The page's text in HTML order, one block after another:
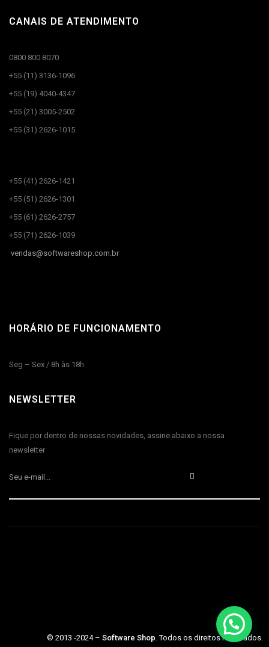
CANAIS DE ATENDIMENTO
0800 800 8070
+55 (11) 3136-1096
+55 (19) 4040-4347
+55 (21) 3005-2502
+55 (31) 2626-1015
+55 (41) 2626-1421
+55 (51) 2626-1301
+55 (61) 2626-2757
+55 (71) 2626-1039
vendas@softwareshop.com.br
HORÁRIO DE FUNCIONAMENTO
Seg – Sex / 8h às 18h
NEWSLETTER
Fique por dentro de nossas novidades, assine abaixo a nossa
newsletter
© 2013 -2024 – Software Shop . Todos os direitos reservados.